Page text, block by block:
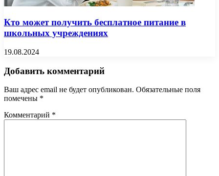
Кто может получить бесплатное питание в
школьных учреждениях
19.08.2024
Добавить комментарий
Ваш адрес email не будет опубликован. Обязательные поля
помечены *
Комментарий *